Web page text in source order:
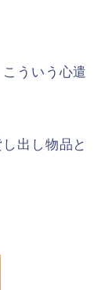
ういう心遣
出し物品と